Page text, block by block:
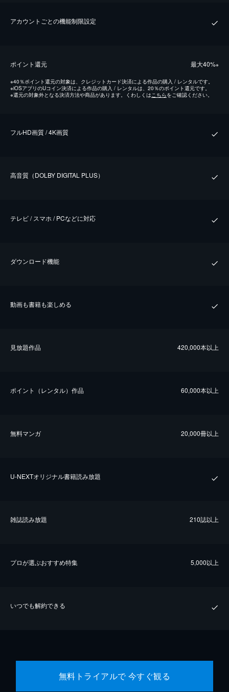
アカウントごとの機能制限設定
ポイント還元 最⼤40%※
※40％ポイント還元の対象は、クレジットカード決済による作品の購入 / レンタルです。
※iOSアプリのUコイン決済による作品の購入 / レンタルは、20％のポイント還元です。
※還元の対象外となる決済方法や商品があります。くわしくはこちらをご確認ください。
フルHD画質 / 4K画質
⾼⾳質（DOLBY DIGITAL PLUS）
テレビ / スマホ / PCなどに対応
ダウンロード機能
動画も書籍も楽しめる
⾒放題作品 420,000本以上
ポイント（レンタル）作品 60,000本以上
無料マンガ 20,000冊以上
U-NEXTオリジナル書籍読み放題
雑誌読み放題 210誌以上
プロが選ぶおすすめ特集 5,000以上
いつでも解約できる
無料トライアルで 今すぐ観る